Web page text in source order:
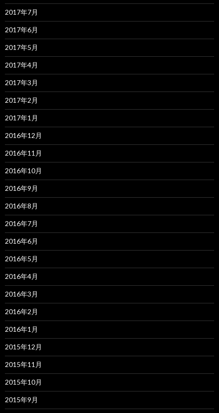
2017年7月
2017年6月
2017年5月
2017年4月
2017年3月
2017年2月
2017年1月
2016年12月
2016年11月
2016年10月
2016年9月
2016年8月
2016年7月
2016年6月
2016年5月
2016年4月
2016年3月
2016年2月
2016年1月
2015年12月
2015年11月
2015年10月
2015年9月